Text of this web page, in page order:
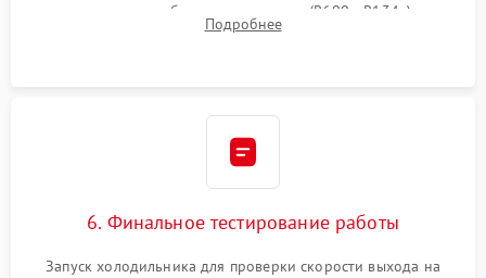
дозированным объемом хладагента (R600a, R134a) по
электронным весам. Контроль рабочего давления в системе.
Подробнее
6. Финальное тестирование работы
Запуск холодильника для проверки скорости выхода на